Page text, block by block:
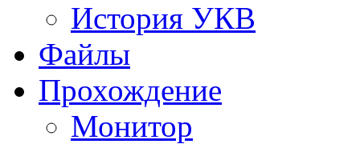
История УКВ
Файлы
Прохождение
Монитор